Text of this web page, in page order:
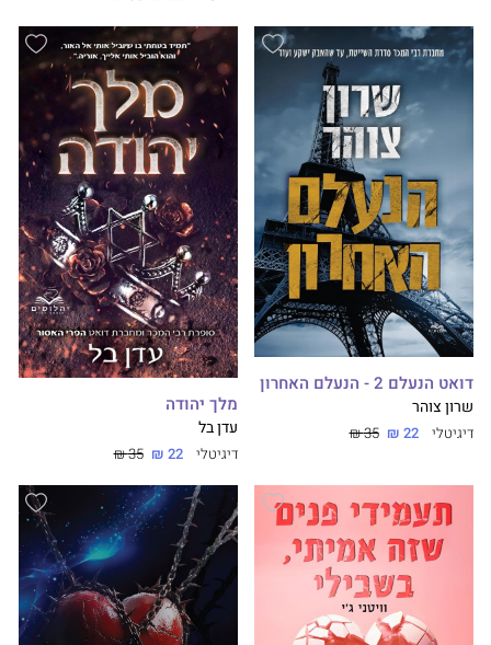
דואט הנעלם 2 - הנעלם האחרון
שרון צוהר
דיגיטלי 22 ₪
35 ₪
מלך יהודה
עדן בל
דיגיטלי 22 ₪
35 ₪